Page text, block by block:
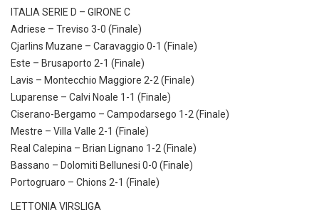
ITALIA SERIE D – GIRONE C
Adriese – Treviso 3-0 (Finale)
Cjarlins Muzane – Caravaggio 0-1 (Finale)
Este – Brusaporto 2-1 (Finale)
Lavis – Montecchio Maggiore 2-2 (Finale)
Luparense – Calvi Noale 1-1 (Finale)
Ciserano-Bergamo – Campodarsego 1-2 (Finale)
Mestre – Villa Valle 2-1 (Finale)
Real Calepina – Brian Lignano 1-2 (Finale)
Bassano – Dolomiti Bellunesi 0-0 (Finale)
Portogruaro – Chions 2-1 (Finale)
LETTONIA VIRSLIGA